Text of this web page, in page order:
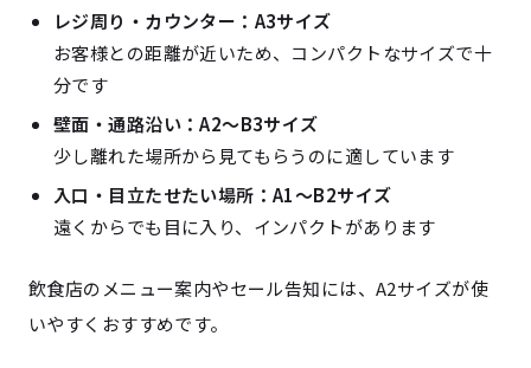
レジ周り・カウンター：A3サイズ
お客様との距離が近いため、コンパクトなサイズで十
分です
壁面・通路沿い：A2〜B3サイズ
少し離れた場所から見てもらうのに適しています
入口・目立たせたい場所：A1〜B2サイズ
遠くからでも目に入り、インパクトがあります
飲食店のメニュー案内やセール告知には、A2サイズが使
いやすくおすすめです。